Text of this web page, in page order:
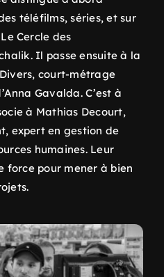
téléfilms, séries, et sur
Cercle des
Il passe ensuite à la
court-métrage
Gavalda. C’est à
à Mathias Decourt,
expert en gestion de
humaines. Leur
force pour mener à bien